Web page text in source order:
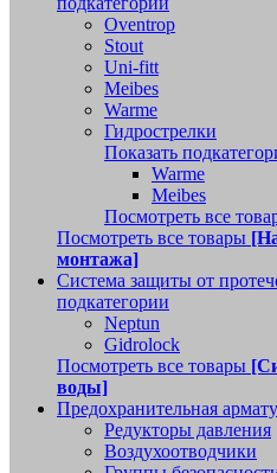
Oventrop
Stout
Uni-fitt
Meibes
Warme
Гидрострелки
Показать
Warme
Meibes
Посмотреть все
Посмотреть все товары
монтажа]
Система защиты от
подкатегории
Neptun
Gidrolock
Посмотреть все товары
воды]
Предохранительная
Редукторы давления
Воздухоотводчики